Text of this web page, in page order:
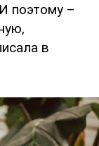
поэтому –
в